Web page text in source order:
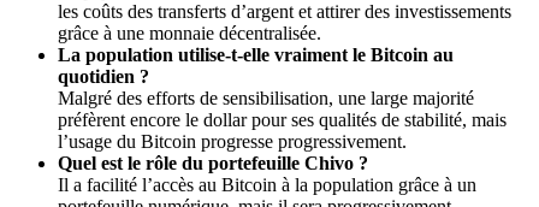
les coûts des transferts d’argent et attirer des investissements
grâce à une monnaie décentralisée.
La population utilise-t-elle vraiment le Bitcoin au
quotidien ?
Malgré des efforts de sensibilisation, une large majorité
préfèrent encore le dollar pour ses qualités de stabilité, mais
l’usage du Bitcoin progresse progressivement.
Quel est le rôle du portefeuille Chivo ?
Il a facilité l’accès au Bitcoin à la population grâce à un